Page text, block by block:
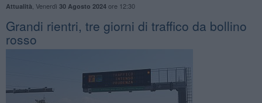
Attualità Venerdì 30 Agosto 2024ore 12:30
Grandi rientri, tre giorni di traffico da bollino
rosso